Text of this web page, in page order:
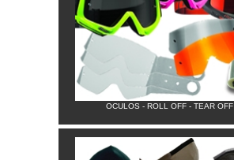
OCULOS - ROLL OFF - TEAR OFF